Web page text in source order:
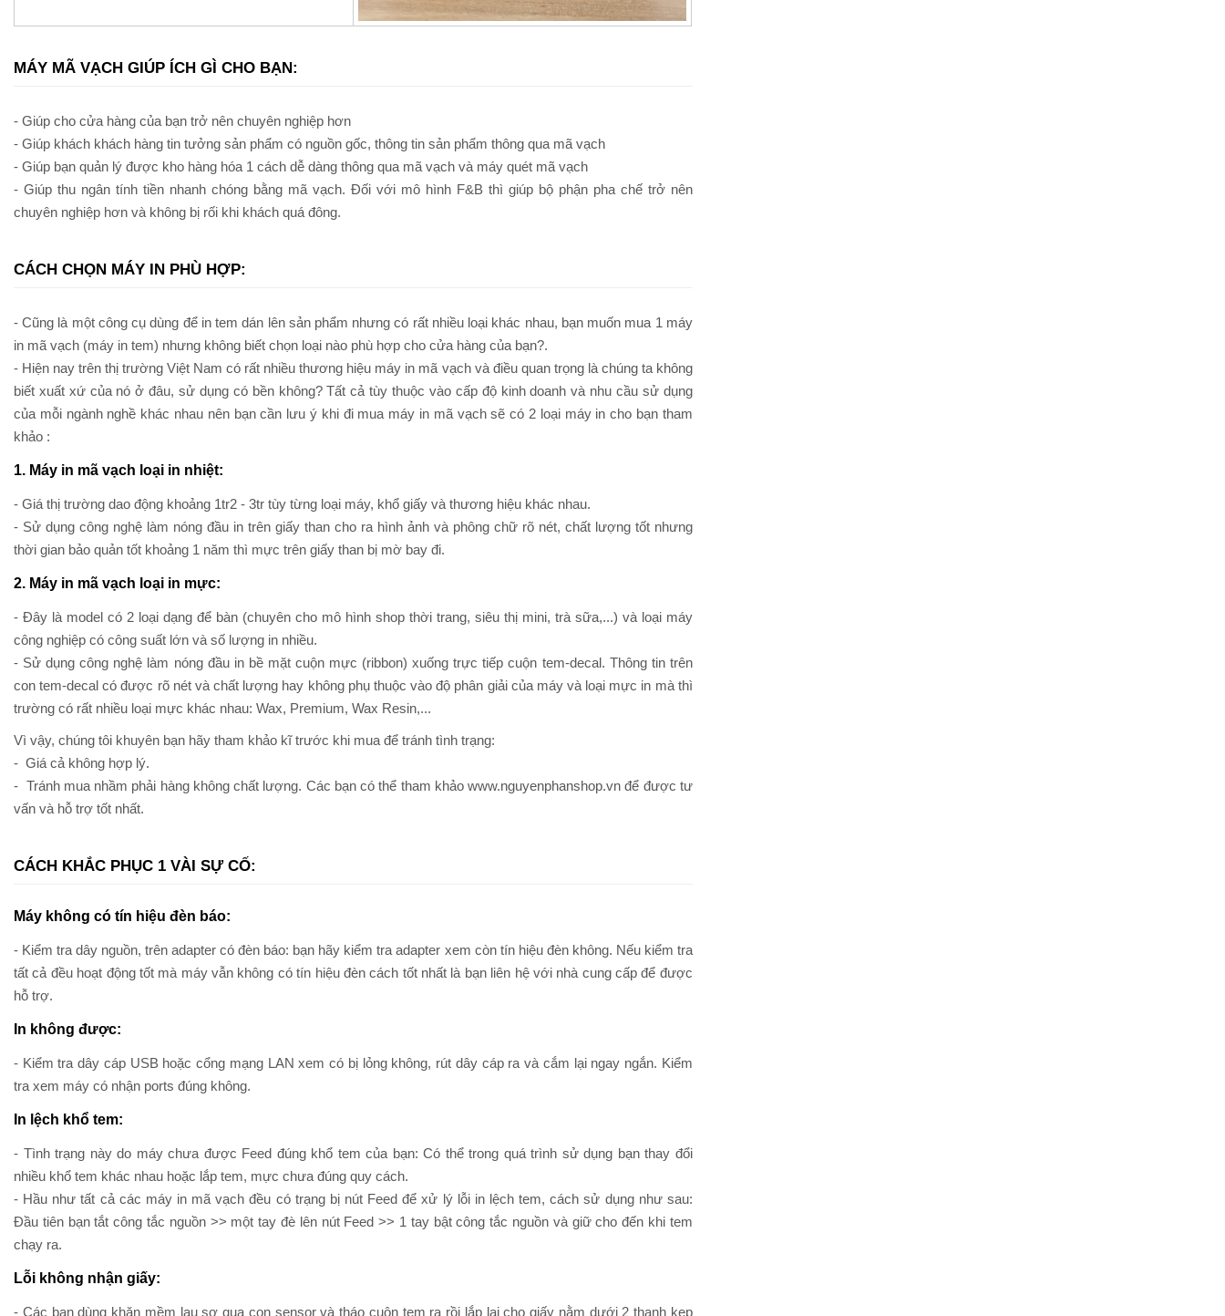
MÁY MÃ VẠCH GIÚP ÍCH GÌ CHO BẠN:
- Giúp cho cửa hàng của bạn trở nên chuyên nghiệp hơn
- Giúp khách khách hàng tin tưởng sản phẩm có nguồn gốc, thông tin sản phẩm thông qua mã vạch
- Giúp bạn quản lý được kho hàng hóa 1 cách dễ dàng thông qua mã vạch và máy quét mã vạch
- Giúp thu ngân tính tiền nhanh chóng bằng mã vạch. Đối với mô hình F&B thì giúp bộ phận pha chế trở nên
chuyên nghiệp hơn và không bị rối khi khách quá đông.
CÁCH CHỌN MÁY IN PHÙ HỢP:
- Cũng là một công cụ dùng để in tem dán lên sản phẩm nhưng có rất nhiều loại khác nhau, bạn muốn mua 1 máy
in mã vạch (máy in tem) nhưng không biết chọn loại nào phù hợp cho cửa hàng của bạn?.
- Hiện nay trên thị trường Việt Nam có rất nhiều thương hiệu máy in mã vạch và điều quan trọng là chúng ta không
biết xuất xứ của nó ở đâu, sử dụng có bền không? Tất cả tùy thuộc vào cấp độ kinh doanh và nhu cầu sử dụng
của mỗi ngành nghề khác nhau nên bạn cần lưu ý khi đi mua máy in mã vạch sẽ có 2 loại máy in cho bạn tham
khảo :
1. Máy in mã vạch loại in nhiệt:
- Giá thị trường dao động khoảng 1tr2 - 3tr tùy từng loại máy, khổ giấy và thương hiệu khác nhau.
- Sử dụng công nghệ làm nóng đầu in trên giấy than cho ra hình ảnh và phông chữ rõ nét, chất lượng tốt nhưng
thời gian bảo quản tốt khoảng 1 năm thì mực trên giấy than bị mờ bay đi.
2. Máy in mã vạch loại in mực:
- Đây là model có 2 loại dạng để bàn (chuyên cho mô hình shop thời trang, siêu thị mini, trà sữa,...) và loại máy
công nghiệp có công suất lớn và số lượng in nhiều.
- Sử dụng công nghệ làm nóng đầu in bề mặt cuộn mực (ribbon) xuống trực tiếp cuộn tem-decal. Thông tin trên
con tem-decal có được rõ nét và chất lượng hay không phụ thuộc vào độ phân giải của máy và loại mực in mà thì
trường có rất nhiều loại mực khác nhau: Wax, Premium, Wax Resin,...
Vì vậy, chúng tôi khuyên bạn hãy tham khảo kĩ trước khi mua để tránh tình trạng:
- Giá cả không hợp lý.
- Tránh mua nhầm phải hàng không chất lượng. Các bạn có thể tham khảo www.nguyenphanshop.vn để được tư
vấn và hỗ trợ tốt nhất.
CÁCH KHẮC PHỤC 1 VÀI SỰ CỐ:
Máy không có tín hiệu đèn báo:
- Kiểm tra dây nguồn, trên adapter có đèn báo: bạn hãy kiểm tra adapter xem còn tín hiệu đèn không. Nếu kiểm tra
tất cả đều hoạt động tốt mà máy vẫn không có tín hiệu đèn cách tốt nhất là bạn liên hệ với nhà cung cấp để được
hỗ trợ.
In không được:
- Kiểm tra dây cáp USB hoặc cổng mạng LAN xem có bị lỏng không, rút dây cáp ra và cắm lại ngay ngắn. Kiểm
tra xem máy có nhận ports đúng không.
In lệch khổ tem:
- Tình trạng này do máy chưa được Feed đúng khổ tem của bạn: Có thể trong quá trình sử dụng bạn thay đổi
nhiều khổ tem khác nhau hoặc lắp tem, mực chưa đúng quy cách.
- Hầu như tất cả các máy in mã vạch đều có trạng bị nút Feed để xử lý lỗi in lệch tem, cách sử dụng như sau:
Đầu tiên bạn tắt công tắc nguồn >> một tay đè lên nút Feed >> 1 tay bật công tắc nguồn và giữ cho đến khi tem
chạy ra.
Lỗi không nhận giấy:
- Các bạn dùng khăn mềm lau sơ qua con sensor và tháo cuộn tem ra rồi lắp lại cho giấy nằm dưới 2 thanh kẹp